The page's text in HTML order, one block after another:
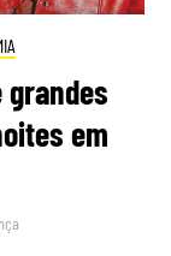
grandes
em